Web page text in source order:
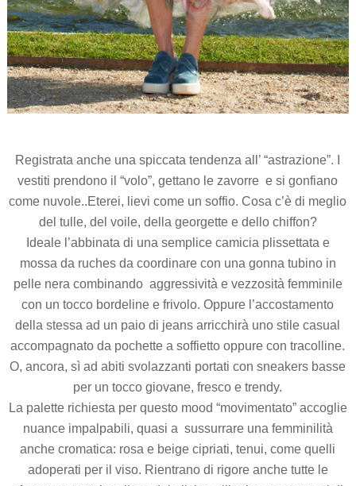
Registrata anche una spiccata tendenza all’ “astrazione”. I
vestiti prendono il “volo”, gettano le zavorre e si gonfiano
come nuvole..Eterei, lievi come un soffio. Cosa c’è di meglio
del tulle, del voile, della georgette e dello chiffon?
Ideale l’abbinata di una semplice camicia plissettata e
mossa da ruches da coordinare con una gonna tubino in
pelle nera combinando aggressività e vezzosità femminile
con un tocco bordeline e frivolo. Oppure l’accostamento
della stessa ad un paio di jeans arricchirà uno stile casual
accompagnato da pochette a soffietto oppure con tracolline.
O, ancora, sì ad abiti svolazzanti portati con sneakers basse
per un tocco giovane, fresco e trendy.
La palette richiesta per questo mood “movimentato” accoglie
nuance impalpabili, quasi a sussurrare una femminilità
anche cromatica: rosa e beige cipriati, tenui, come quelli
adoperati per il viso. Rientrano di rigore anche tutte le